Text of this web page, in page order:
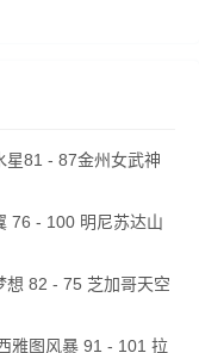
星81 - 87金州女武神
76 - 100 明尼苏达山
想 82 - 75 芝加哥天空
雅图风暴 91 - 101 拉